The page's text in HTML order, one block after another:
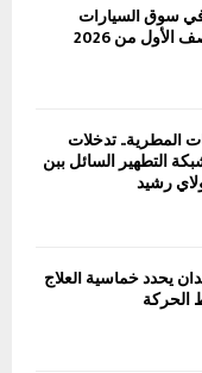
في سوق السيارات
من 2026
المطرية.. تدخلات
التطهير السائل ببن
رشيد
يحدد خماسية العلاج